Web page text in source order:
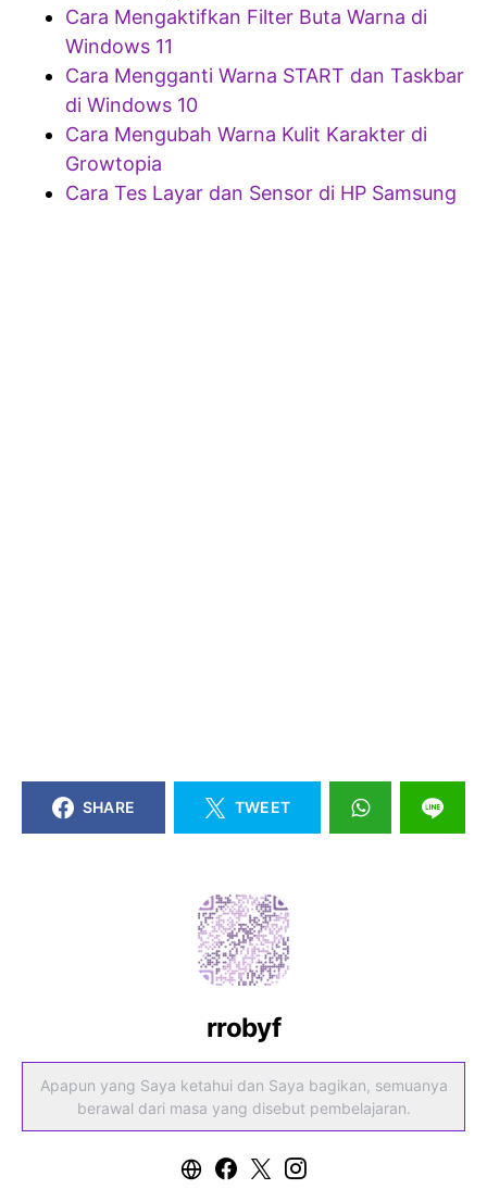
Cara Mengaktifkan Filter Buta Warna di
Windows 11
Cara Mengganti Warna START dan Taskbar
di Windows 10
Cara Mengubah Warna Kulit Karakter di
Growtopia
Cara Tes Layar dan Sensor di HP Samsung
SHARE TWEET
rrobyf
Apapun yang Saya ketahui dan Saya bagikan, semuanya
berawal dari masa yang disebut pembelajaran.